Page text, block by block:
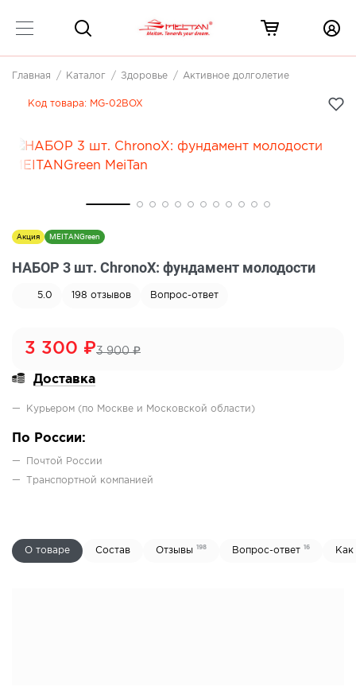
Главная Каталог Здоровье Активное долголетие
НАБОР 3 шт. ChronoX: фундамент молодости
5.0 198 отзывов Вопрос-ответ
Код товара: MG-02BOX
Акция MEITANGreen
3 300 ₽3 900₽
Доставка
Курьером (по Москве и Московской области)
По России:
Почтой России
Транспортной компанией
О товаре Состав Отзывы 198 Вопрос-ответ 16 Как